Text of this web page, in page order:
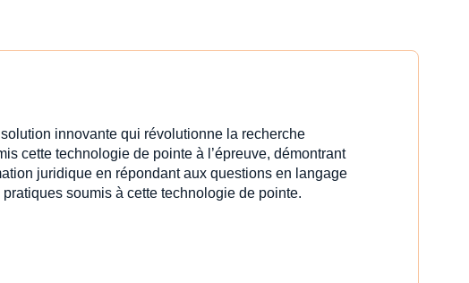
innovante qui révolutionne la recherche
cette technologie de pointe à l’épreuve, démontrant
juridique en répondant aux questions en langage
soumis à cette technologie de pointe.